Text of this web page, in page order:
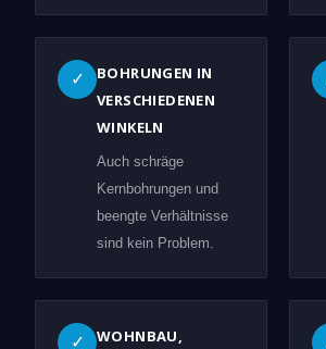
✓
BOHRUNGEN IN
VERSCHIEDENEN
WINKELN
Auch schräge
Kernbohrungen und
beengte Verhältnisse
sind kein Problem.
✓ WOHNBAU,